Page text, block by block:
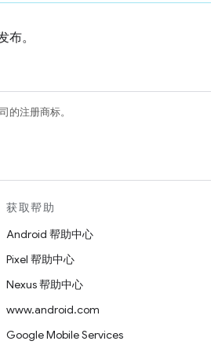
。
的注册商标。
获取帮助
Android 帮助中心
Pixel 帮助中心
Nexus 帮助中心
www.android.com
Google Mobile Services